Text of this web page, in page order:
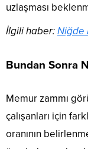
uzlaşması
İlgili haber:Niğde
Bundan Sonra
Memur zammı
çalışanları için
oranının